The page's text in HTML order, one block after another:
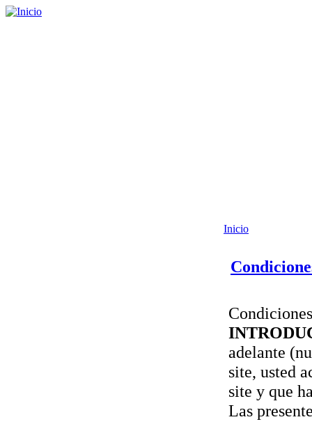
Inicio
adelante
site, usted
site y que
Las